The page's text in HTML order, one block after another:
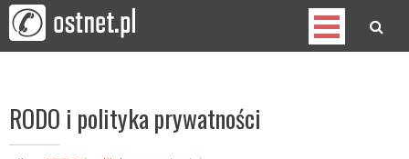
Skip
to
content
Spółdzielnia Telekomunikacyjna
RODO i polityka prywatności